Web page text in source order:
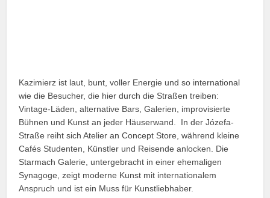
Kazimierz ist laut, bunt, voller Energie und so international
wie die Besucher, die hier durch die Straßen treiben:
Vintage-Läden, alternative Bars, Galerien, improvisierte
Bühnen und Kunst an jeder Häuserwand. In der Józefa-
Straße reiht sich Atelier an Concept Store, während kleine
Cafés Studenten, Künstler und Reisende anlocken. Die
Starmach Galerie, untergebracht in einer ehemaligen
Synagoge, zeigt moderne Kunst mit internationalem
Anspruch und ist ein Muss für Kunstliebhaber.